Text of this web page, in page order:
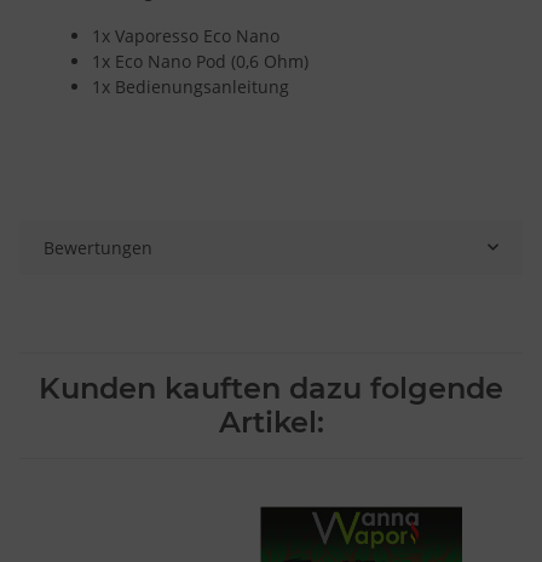
1x Vaporesso Eco Nano
1x Eco Nano Pod (0,6 Ohm)
1x Bedienungsanleitung
Bewertungen
Kunden kauften dazu folgende
Artikel: